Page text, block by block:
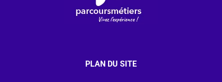
PLAN DU SITE